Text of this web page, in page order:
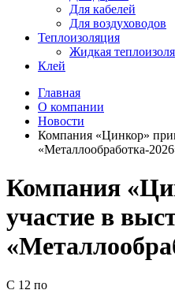
Для кабелей
Для воздуховодов
Теплоизоляция
Жидкая
Клей
Главная
О компании
Новости
Компания «Цинкор»
«Металлообработка-
Компания
участие в
С 12 по